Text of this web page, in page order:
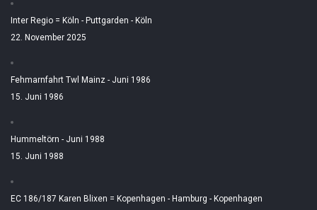
Inter Regio = Köln - Puttgarden - Köln
22. November 2025
Fehmarnfahrt Twl Mainz - Juni 1986
15. Juni 1986
Hummeltörn - Juni 1988
15. Juni 1988
EC 186/187 Karen Blixen = Kopenhagen - Hamburg - Kopenhagen